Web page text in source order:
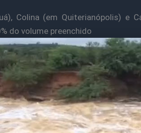
Colina (em Quiterianópolis) e
do volume preenchido